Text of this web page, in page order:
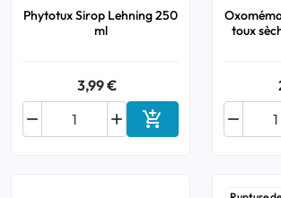
Phytotux Sirop Lehning 250
ml
3,99 €

 Ajouter au panier
toux
